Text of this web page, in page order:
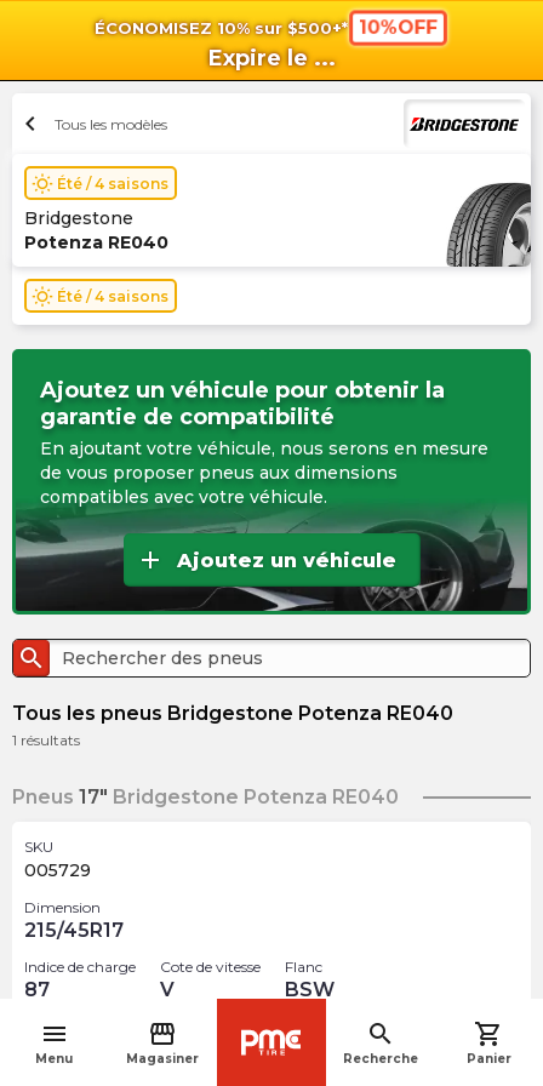
ÉCONOMISEZ 10% sur $500+* 10%OFF
Expire le ...
menu
Menu
storefront
Magasiner
search
Recherche
shopping_cart
Panier
chevron_left Tous les modèles
wb_sunny Été / 4 saisons
Bridgestone
Potenza RE040
wb_sunny Été / 4 saisons
Ajoutez un véhicule pour obtenir la
garantie de compatibilité
En ajoutant votre véhicule, nous serons en mesure
de vous proposer pneus aux dimensions
compatibles avec votre véhicule.
add Ajoutez un véhicule
search
Tous les pneus Bridgestone Potenza RE040
1 résultats
Pneus 17" Bridgestone Potenza RE040
SKU
005729
Dimension
215/45R17
Indice de charge
87
Cote de vitesse
V
Flanc
BSW
287.92
Rupture de stock
arrow_forward
navigate_before